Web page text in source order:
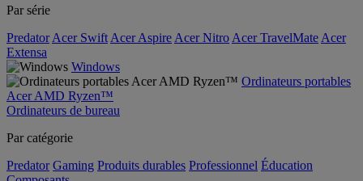
Par série
Predator Acer Swift Acer Aspire Acer Nitro Acer TravelMate Acer
Extensa
Windows
Ordinateurs portables
Acer AMD Ryzen™
Ordinateurs de bureau
Par catégorie
Predator Gaming Produits durables Professionnel Éducation